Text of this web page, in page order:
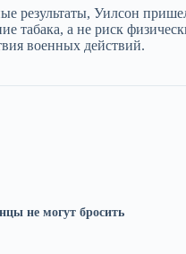
результаты, Уилсон
табака, а не риск
военных действий.
не могут бросить